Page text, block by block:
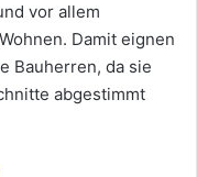
vor allem
Damit eignen
Bauherren, da sie
abgestimmt